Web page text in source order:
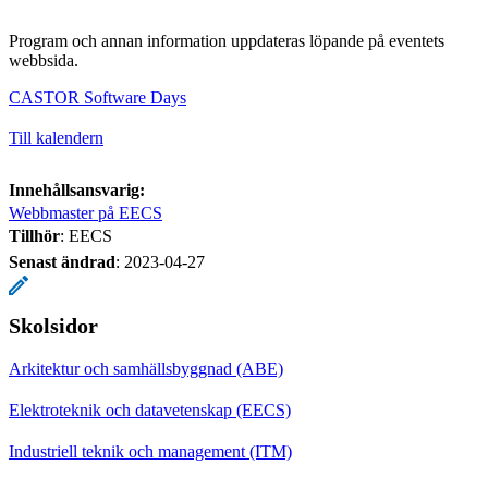
Program och annan information uppdateras löpande på eventets
webbsida.
CASTOR Software Days
Till kalendern
Innehållsansvarig:
Webbmaster på EECS
Tillhör: EECS
Senast ändrad: 2023-04-27
Skolsidor
Arkitektur och samhällsbyggnad (ABE)
Elektroteknik och datavetenskap (EECS)
Industriell teknik och management (ITM)